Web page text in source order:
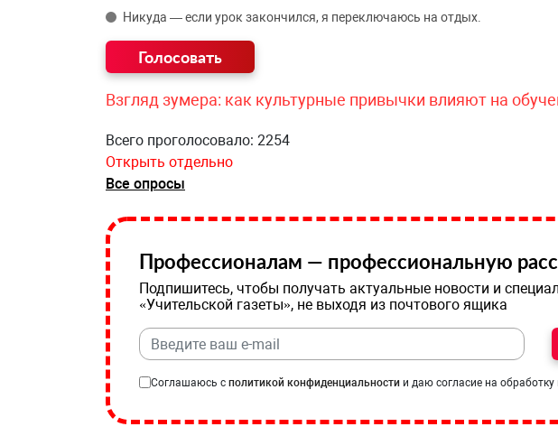
Никуда — если урок закончился, я переключаюсь на отдых.
Взгляд зумера: как культурные привычки влияют на
Всего проголосовало: 2254
Открыть отдельно
Все опросы
Профессионалам — профессиональную
Подпишитесь, чтобы получать актуальные новости и
«Учительской газеты», не выходя из почтового ящика
Соглашаюсь с политикой конфиденциальности и даю согласие на